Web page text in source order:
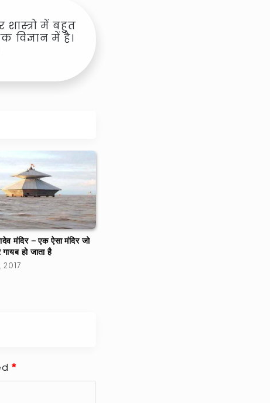
में बहुत
विज्ञान में है।
मंदिर – एक ऐसा मंदिर जो
गायब हो जाता है
2017
*